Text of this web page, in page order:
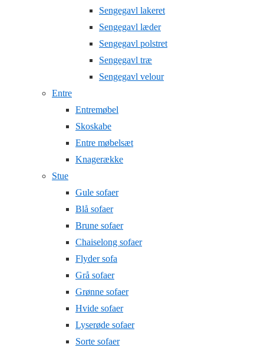
Sengegavl lakeret
Sengegavl læder
Sengegavl polstret
Sengegavl træ
Sengegavl velour
Entre
Entremøbel
Skoskabe
Entre møbelsæt
Knagerække
Stue
Gule sofaer
Blå sofaer
Brune sofaer
Chaiselong sofaer
Flyder sofa
Grå sofaer
Grønne sofaer
Hvide sofaer
Lyserøde sofaer
Sorte sofaer